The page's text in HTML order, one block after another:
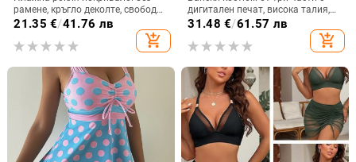
рамене, кръгло деколте, свободна
кройка; памучно-смесена
21.35 €/41.76 лв
add_shopping_cart
дигитален печат, висока талия,
горнище с подплънки без
полиестер (GSM 200)
31.48 €/61.57 лв
add_shopping_cart